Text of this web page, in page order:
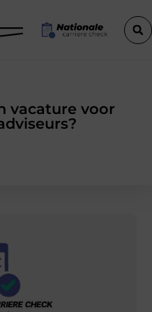
belang van goede werkschoenen
vacature voor